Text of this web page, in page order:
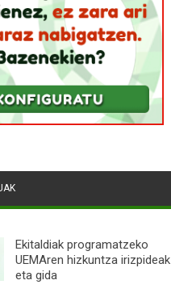
Ekitaldiak programatzeko
UEMAren hizkuntza irizpideak
eta gida